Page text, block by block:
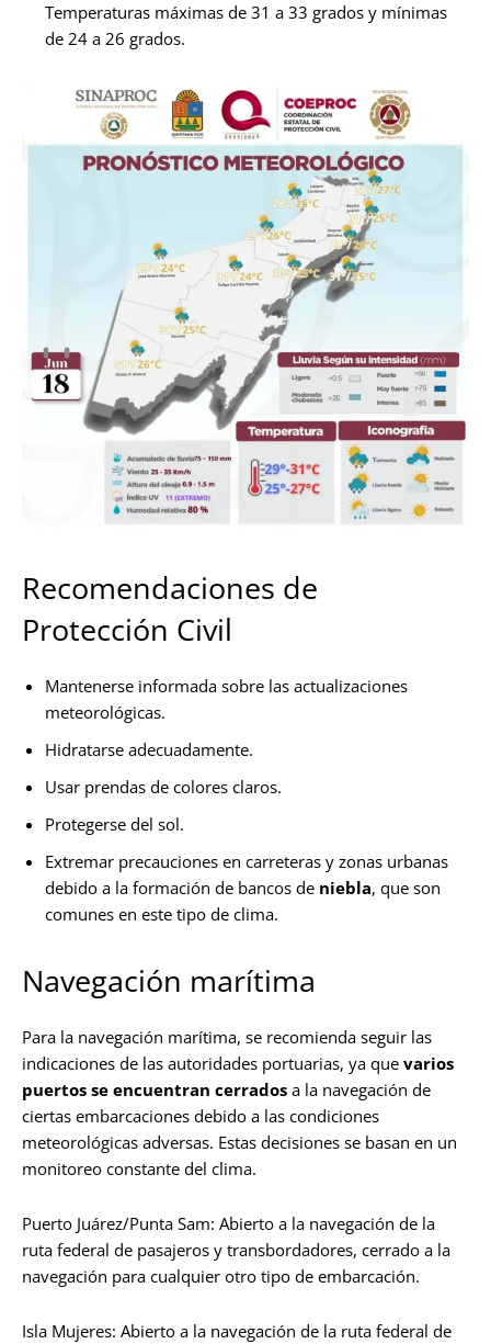
Temperaturas máximas de 31 a 33 grados y mínimas
de 24 a 26 grados.
Recomendaciones de
Protección Civil
Mantenerse informada sobre las actualizaciones
meteorológicas.
Hidratarse adecuadamente.
Usar prendas de colores claros.
Protegerse del sol.
Extremar precauciones en carreteras y zonas urbanas
debido a la formación de bancos de niebla, que son
comunes en este tipo de clima.
Navegación marítima
Para la navegación marítima, se recomienda seguir las
indicaciones de las autoridades portuarias, ya que varios
puertos se encuentran cerrados a la navegación de
ciertas embarcaciones debido a las condiciones
meteorológicas adversas. Estas decisiones se basan en un
monitoreo constante del clima.
Puerto Juárez/Punta Sam: Abierto a la navegación de la
ruta federal de pasajeros y transbordadores, cerrado a la
navegación para cualquier otro tipo de embarcación.
Isla Mujeres: Abierto a la navegación de la ruta federal de